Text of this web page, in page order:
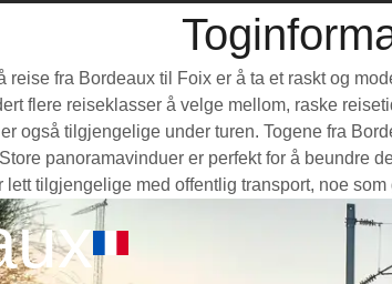
reise fra Bordeaux til Foix er å ta et raskt og
flere reiseklasser å velge mellom, raske
også tilgjengelige under turen. Togene fra
panoramavinduer er perfekt for å beundre
tilgjengelige med offentlig transport, noe